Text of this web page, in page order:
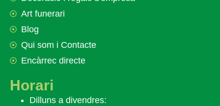
Art funerari
Blog
Qui som i Contacte
Encàrrec directe
Horari
Dilluns a divendres: